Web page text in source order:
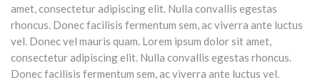
amet, consectetur adipiscing elit. Nulla convallis egestas
rhoncus. Donec facilisis fermentum sem, ac viverra ante luctus
vel. Donec vel mauris quam. Lorem ipsum dolor sit amet,
consectetur adipiscing elit. Nulla convallis egestas rhoncus.
Donec facilisis fermentum sem, ac viverra ante luctus vel.